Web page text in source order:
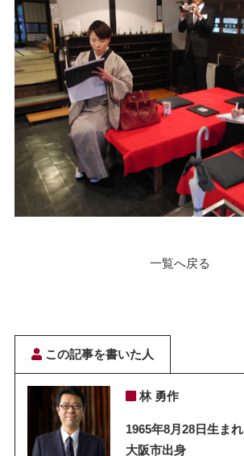
一覧へ戻る
この記事を書いた人
林 勇作
1965年8月28日生まれ
大阪市出身